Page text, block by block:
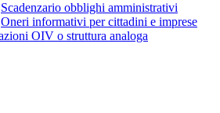
Scadenzario obblighi amministrativi
Oneri informativi per cittadini e imprese
OIV o struttura analoga